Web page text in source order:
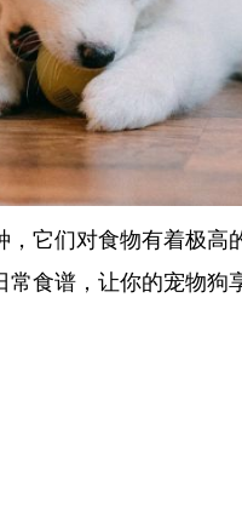
它们对食物有着极高
食谱，让你的宠物狗